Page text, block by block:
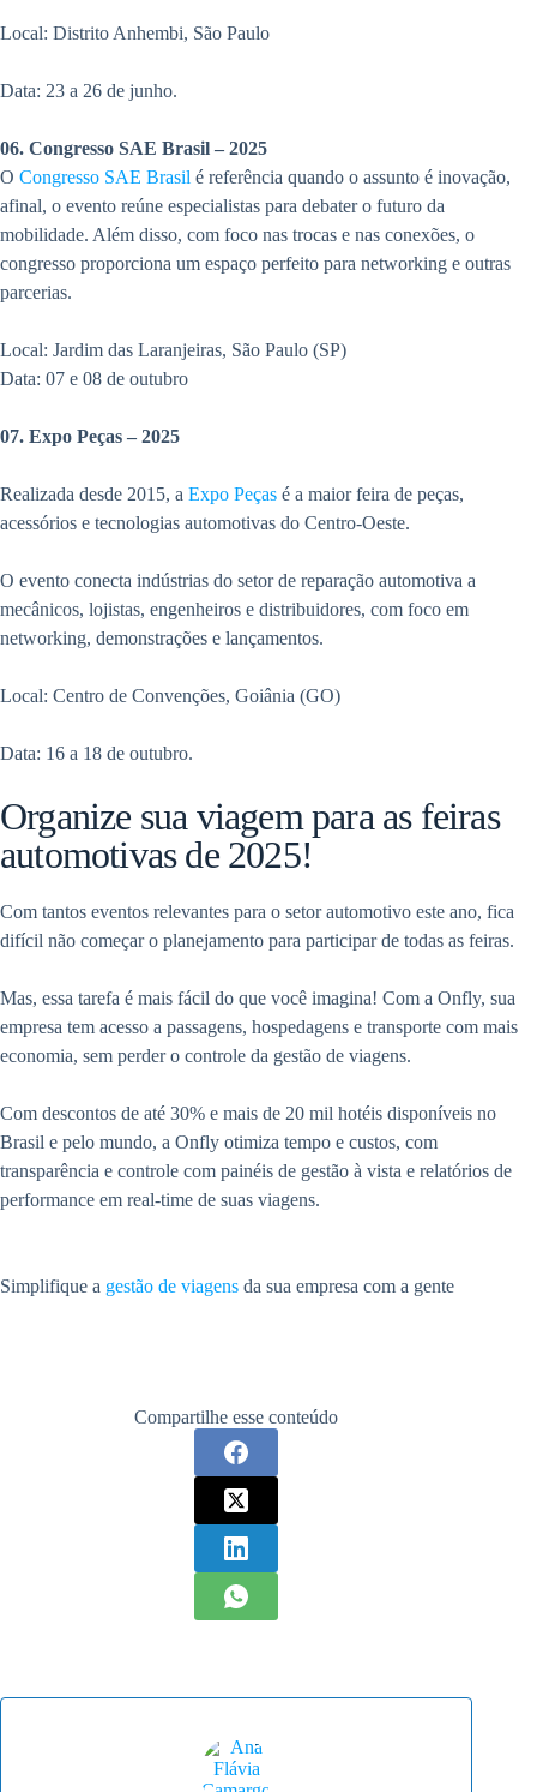
Local: Distrito Anhembi, São Paulo
Data: 23 a 26 de junho.
06. Congresso SAE Brasil – 2025
O Congresso SAE Brasil é referência quando o assunto é inovação,
afinal, o evento reúne especialistas para debater o futuro da
mobilidade. Além disso, com foco nas trocas e nas conexões, o
congresso proporciona um espaço perfeito para networking e outras
parcerias.
Local: Jardim das Laranjeiras, São Paulo (SP)
Data: 07 e 08 de outubro
07. Expo Peças – 2025
Realizada desde 2015, a Expo Peças é a maior feira de peças,
acessórios e tecnologias automotivas do Centro-Oeste.
O evento conecta indústrias do setor de reparação automotiva a
mecânicos, lojistas, engenheiros e distribuidores, com foco em
networking, demonstrações e lançamentos.
Local: Centro de Convenções, Goiânia (GO)
Data: 16 a 18 de outubro.
Organize sua viagem para as feiras
automotivas de 2025!
Com tantos eventos relevantes para o setor automotivo este ano, fica
difícil não começar o planejamento para participar de todas as feiras.
Mas, essa tarefa é mais fácil do que você imagina! Com a Onfly, sua
empresa tem acesso a passagens, hospedagens e transporte com mais
economia, sem perder o controle da gestão de viagens.
Com descontos de até 30% e mais de 20 mil hotéis disponíveis no
Brasil e pelo mundo, a Onfly otimiza tempo e custos, com
transparência e controle com painéis de gestão à vista e relatórios de
performance em real-time de suas viagens.
Simplifique a gestão de viagens da sua empresa com a gente
Compartilhe esse conteúdo